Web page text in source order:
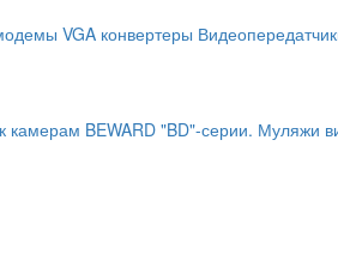
VGA конвертеры
камерам BEWARD "BD"-серии. Муляжи